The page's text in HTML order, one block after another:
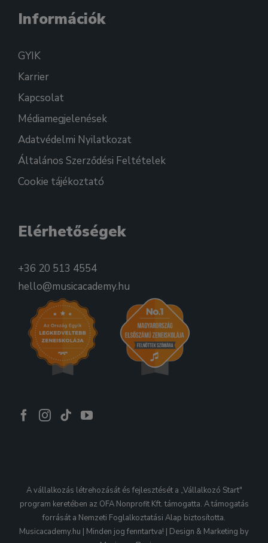
Információk
GYIK
Karrier
Kapcsolat
Médiamegjelenések
Adatvédelmi Nyilatkozat
Általános Szerződési Feltételek
Cookie tájékoztató
Elérhetőségek
+36 20 513 4554
hello@musicacademy.hu
A vállalkozás létrehozását és fejlesztését a „Vállalkozó Start"
program keretében az OFA Nonprofit Kft. támogatta. A támogatás
forrását a Nemzeti Foglalkoztatási Alap biztosította.
Musicacademy.hu | Minden jog fenntartva! | Design & Marketing by